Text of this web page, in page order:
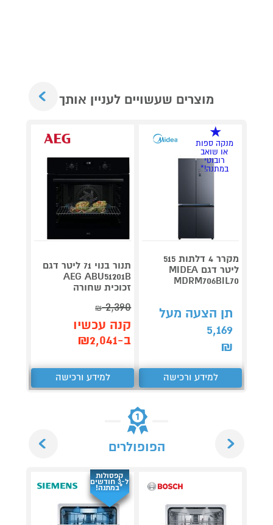
מוצרים שעשויים לעניין אותך
מנקה ספות
או שואב
רובוטי
במתנה!*
מקרר 4 דלתות 515
ליטר דגם MIDEA
MDRM706BIL70
תן הצעה מעל
5,169
₪
למידע ורכישה
תנור בנוי 71 ליטר דגם
AEG ABU51201B
זכוכית שחורה
2,390
₪
קנה עכשיו
ב-₪2,041
למידע ורכישה
הפופולרים
קפסולות
ל-3 חודשים
*במתנה!